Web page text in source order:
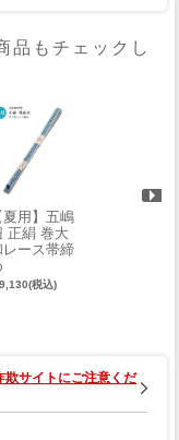
品もチェックし
夏用】五嶋
正絹 巻大
レース帯締
税込)
欺サイトにご注意くだ